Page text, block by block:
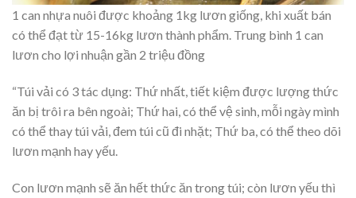
1 can nhựa nuôi được khoảng 1kg lươn giống, khi xuất bán
có thể đạt từ 15-16kg lươn thành phẩm. Trung bình 1 can
lươn cho lợi nhuận gần 2 triệu đồng
“Túi vải có 3 tác dụng: Thứ nhất, tiết kiệm được lượng thức
ăn bị trôi ra bên ngoài; Thứ hai, có thể vệ sinh, mỗi ngày mình
có thể thay túi vải, đem túi cũ đi nhặt; Thứ ba, có thể theo dõi
lươn mạnh hay yếu.
Con lươn mạnh sẽ ăn hết thức ăn trong túi; còn lươn yếu thì